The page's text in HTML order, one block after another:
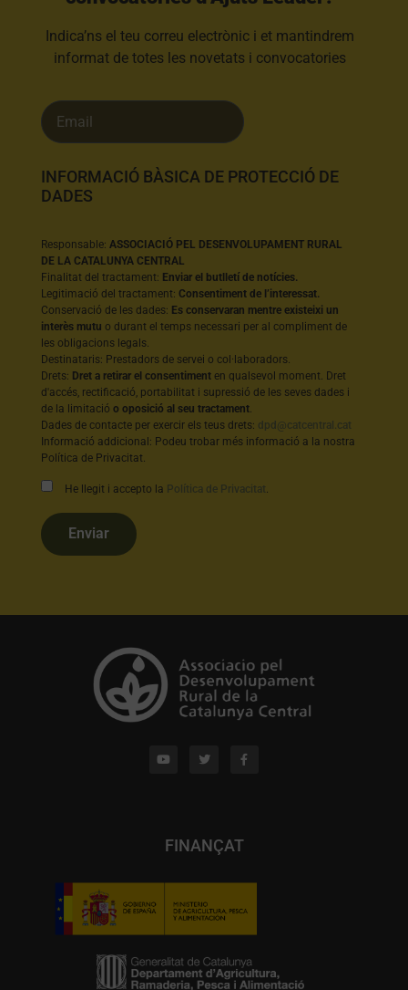
Indica’ns el teu correu electrònic i et mantindrem
informat de totes les novetats i convocatories
INFORMACIÓ BÀSICA DE PROTECCIÓ DE
DADES
Responsable:ASSOCIACIÓ PEL DESENVOLUPAMENT RURAL
DE LA CATALUNYA CENTRAL
Finalitat del tractament: Enviar el butlletí de notícies.
Legitimació del tractament:Consentiment de l’interessat.
Conservació de les dades: Es conservaran mentre existeixi un
interès mutu o durant el temps necessari per al compliment de
les obligacions legals.
Destinataris: Prestadors de servei o col·laboradors.
Drets: Dret a retirar el consentiment en qualsevol moment. Dret
d'accés, rectificació, portabilitat i supressió de les seves dades i
de la limitacióo oposició al seu tractament.
Dades de contacte per exercir els teus drets: dpd@catcentral.cat
Informació addicional: Podeu trobar més informació a la nostra
Política de Privacitat.
He llegit i accepto la Política de Privacitat
Enviar
FINANÇAT